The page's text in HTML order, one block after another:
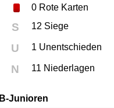
0 Rote Karten
S 12 Siege
U 1 Unentschieden
N 11 Niederlagen
B-Junioren